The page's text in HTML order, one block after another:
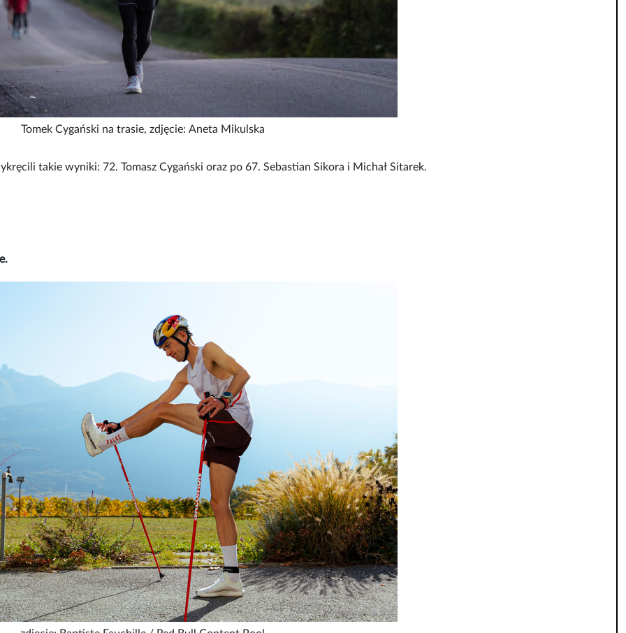
Tomek Cygański na trasie, zdjęcie: Aneta Mikulska
takie wyniki: 72. Tomasz Cygański oraz po 67. Sebastian Sikora i Michał Sitarek.